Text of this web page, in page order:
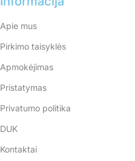
Apie mus
Pirkimo taisyklės
Apmokėjimas
Pristatymas
Privatumo politika
DUK
Kontaktai